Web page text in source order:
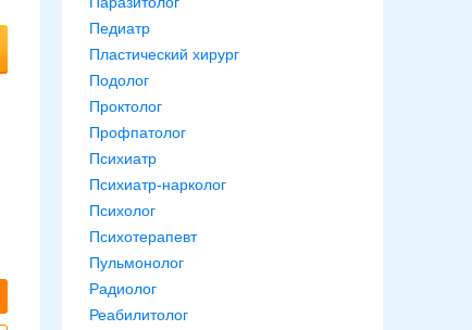
Педиатр
Пластический хирург
Подолог
Проктолог
Профпатолог
Психиатр
Психиатр-нарколог
Психолог
Психотерапевт
Пульмонолог
Радиолог
Реабилитолог